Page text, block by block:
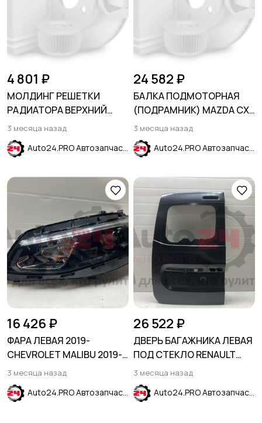
4 801 ₽
МОЛДИНГ РЕШЕТКИ
РАДИАТОРА ВЕРХНИЙ
ЧЕРНЫЙ МАТОВЫЙ FORD
EXPLORER 2011-2015
3 месяца назад
Auto24.PRO Автозапчасти
24 582 ₽
БАЛКА ПОДМОТОРНАЯ
(ПОДРАМНИК) MAZDA CX
5 2012-2017
3 месяца назад
Auto24.PRO Автозапчасти
16 426 ₽
ФАРА ЛЕВАЯ 2019-
CHEVROLET MALIBU 2019-
2024
3 месяца назад
Auto24.PRO Автозапчасти
26 522 ₽
ДВЕРЬ БАГАЖНИКА ЛЕВАЯ
ПОД СТЕКЛО RENAULT
DOKKER 2012-
3 месяца назад
Auto24.PRO Автозапчасти